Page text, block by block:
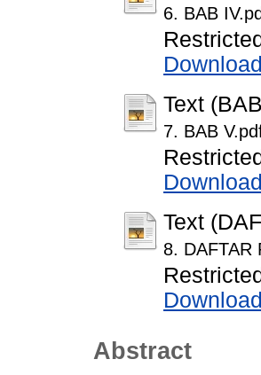
6. BAB
Text
7. BAB
Text
8. DAFTAR
Abstract